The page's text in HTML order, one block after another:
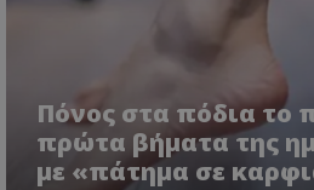
Πόνος στα πόδια το
πρώτα βήματα της
με «πάτημα σε